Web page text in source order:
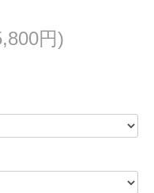
円)